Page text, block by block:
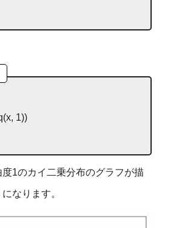
x, 1))
1のカイ二乗分布のグラフが描
なります。